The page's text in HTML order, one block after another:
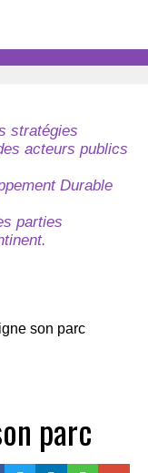
stratégies
acteurs publics
Durable
parties
parc